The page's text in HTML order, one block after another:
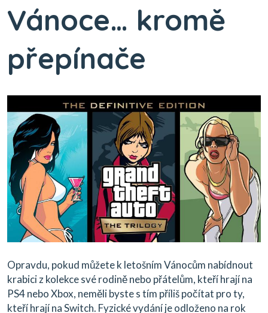
Vánoce… kromě
přepínače
Opravdu, pokud můžete k letošním Vánocům nabídnout
krabici z kolekce své rodině nebo přátelům, kteří hrají na
PS4 nebo Xbox, neměli byste s tím příliš počítat pro ty,
kteří hrají na Switch. Fyzické vydání je odloženo na rok